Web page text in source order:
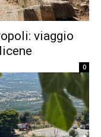
viaggio
0